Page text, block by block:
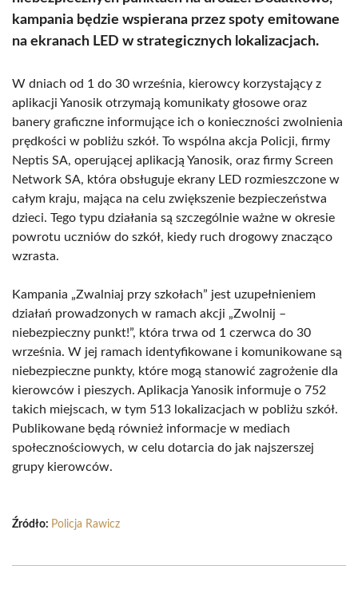
kampania będzie wspierana przez spoty emitowane
na ekranach LED w strategicznych lokalizacjach.
W dniach od 1 do 30 września, kierowcy korzystający z
aplikacji Yanosik otrzymają komunikaty głosowe oraz
banery graficzne informujące ich o konieczności zwolnienia
prędkości w pobliżu szkół. To wspólna akcja Policji, firmy
Neptis SA, operującej aplikacją Yanosik, oraz firmy Screen
Network SA, która obsługuje ekrany LED rozmieszczone w
całym kraju, mająca na celu zwiększenie bezpieczeństwa
dzieci. Tego typu działania są szczególnie ważne w okresie
powrotu uczniów do szkół, kiedy ruch drogowy znacząco
wzrasta.
Kampania „Zwalniaj przy szkołach” jest uzupełnieniem
działań prowadzonych w ramach akcji „Zwolnij –
niebezpieczny punkt!”, która trwa od 1 czerwca do 30
września. W jej ramach identyfikowane i komunikowane są
niebezpieczne punkty, które mogą stanowić zagrożenie dla
kierowców i pieszych. Aplikacja Yanosik informuje o 752
takich miejscach, w tym 513 lokalizacjach w pobliżu szkół.
Publikowane będą również informacje w mediach
społecznościowych, w celu dotarcia do jak najszerszej
grupy kierowców.
Źródło: Policja Rawicz